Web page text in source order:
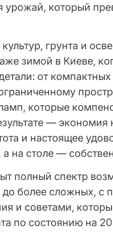
урожай, который
грунта и
зимой в Киеве,
от компактных
которые
— экономия
и настоящее
а на столе —
полный спектр
до более сложных, с
и советами,
по состоянию на